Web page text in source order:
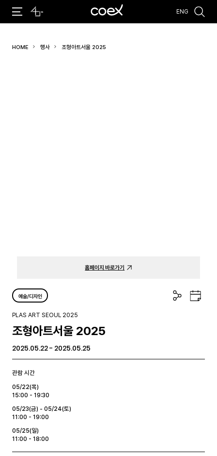
#코엑스 전시 #행사 #주차안내
ENG
HOME 행사 조형아트서울 2025
홈페이지 바로가기
예술/디자인
공
유
구
글
PLAS ART SEOUL 2025
조형아트서울 2025
2025.05.22 - 2025.05.25
관람 시간
05/22(목)
15:00 - 19:30
05/23(금) - 05/24(토)
11:00 - 19:00
05/25(일)
11:00 - 18:00